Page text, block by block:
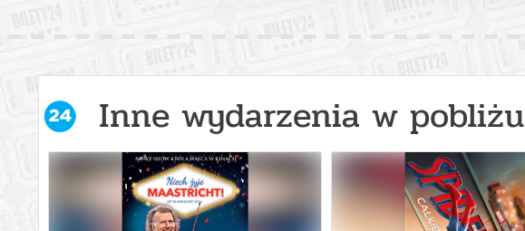
Inne wydarzenia w pobliżu